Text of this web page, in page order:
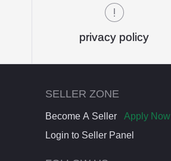
privacy policy
SELLER ZONE
Become A Seller
Apply Now
Login to Seller Panel